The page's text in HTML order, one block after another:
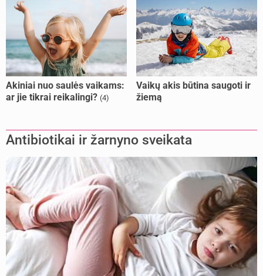
Akiniai nuo saulės vaikams:
ar jie tikrai reikalingi? (4)
Vaikų akis būtina saugoti ir
žiemą
Antibiotikai ir žarnyno sveikata